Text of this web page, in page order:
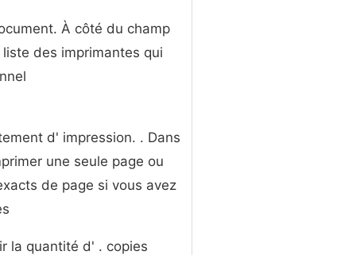
À côté du champ
des imprimantes qui
d' impression. . Dans
une seule page ou
de page si vous avez
la quantité d' . copies